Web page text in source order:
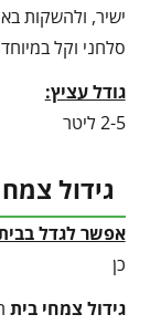
ישיר, ולהשקות
סלחני וקל במיוחד
גודל עציץ:
2-5 ליטר
גידול
אפשר לגדל
כן
גידול צמחי בית